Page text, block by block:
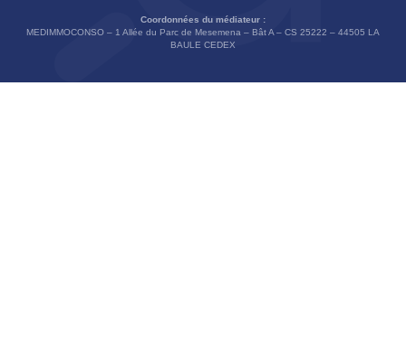
Coordonnées du médiateur :
MEDIMMOCONSO – 1 Allée du Parc de Mesemena – Bât A – CS 25222 – 44505 LA
BAULE CEDEX